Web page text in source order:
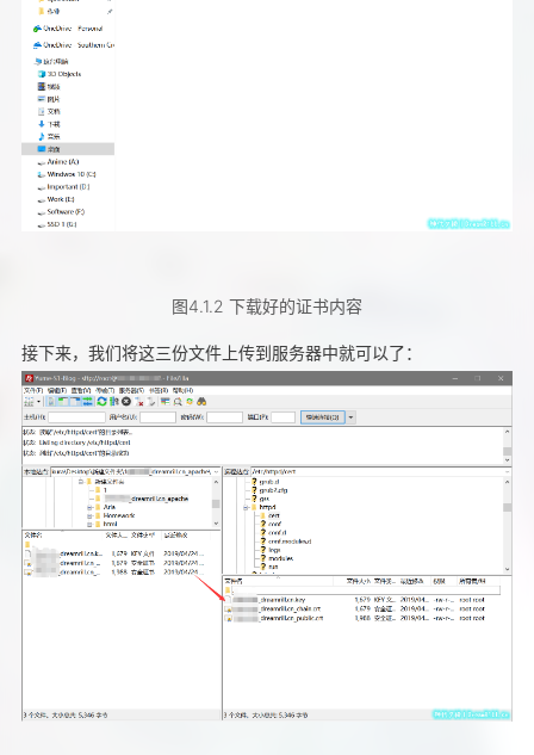
图4.1.2 下载好的证书内容
接下来，我们将这三份文件上传到服务器中就可以了：